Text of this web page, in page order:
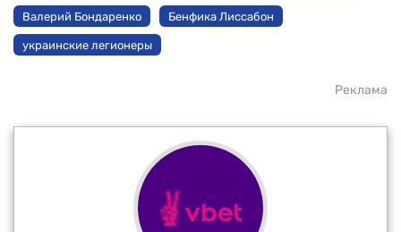
Валерий Бондаренко Бенфика Лиссабон
украинские легионеры
Реклама